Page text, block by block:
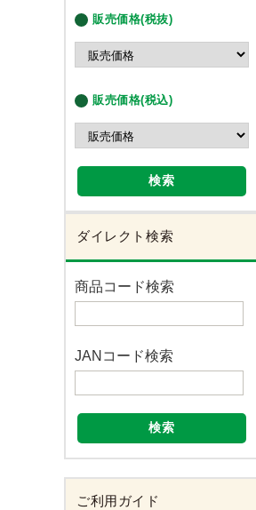
販売価格(税抜)
販売価格(税込)
検索
ダイレクト検索
商品コード検索
JANコード検索
検索
ご利用ガイド